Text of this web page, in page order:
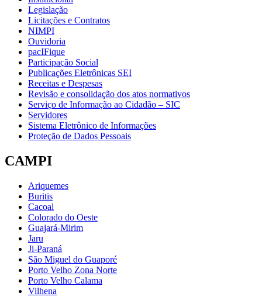
Legislação
Licitações e Contratos
NIMPI
Ouvidoria
pacIFique
Participação Social
Publicações Eletrônicas SEI
Receitas e Despesas
Revisão e consolidação dos atos normativos
Serviço de Informação ao Cidadão – SIC
Servidores
Sistema Eletrônico de Informações
Proteção de Dados Pessoais
CAMPI
Ariquemes
Buritis
Cacoal
Colorado do Oeste
Guajará-Mirim
Jaru
Ji-Paraná
São Miguel do Guaporé
Porto Velho Zona Norte
Porto Velho Calama
Vilhena